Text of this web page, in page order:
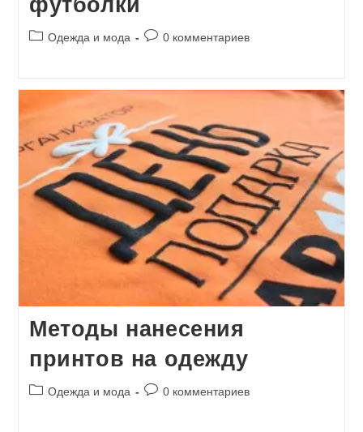
Рубрика
Одежда и мода
Комментарии
0 комментариев
Методы нанесения
принтов на одежду
Рубрика
Одежда и мода
Комментарии
0 комментариев